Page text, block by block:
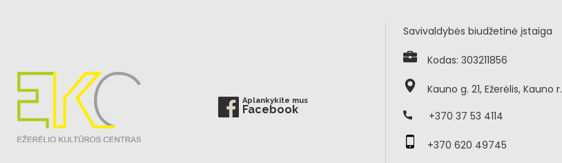
Aplankykite mus
Facebook
Savivaldybės biudžetinė įstaiga
Kodas: 303211856
Kauno g. 21, Ežerėlis, Kauno r.
+370 37 53 4114
+370 620 49745